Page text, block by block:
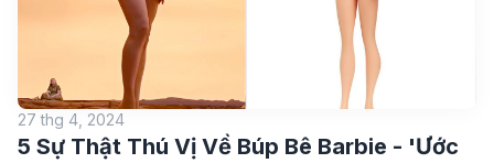
27 thg 4, 2024
5 Sự Thật Thú Vị Về Búp Bê Barbie - 'Ước